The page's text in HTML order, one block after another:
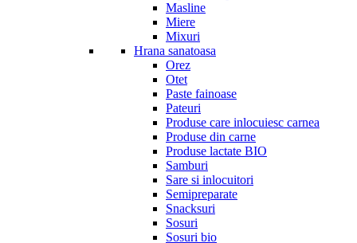
Masline
Miere
Mixuri
Hrana sanatoasa
Orez
Otet
Paste fainoase
Pateuri
Produse care inlocuiesc carnea
Produse din carne
Produse lactate BIO
Samburi
Sare si inlocuitori
Semipreparate
Snacksuri
Sosuri
Sosuri bio